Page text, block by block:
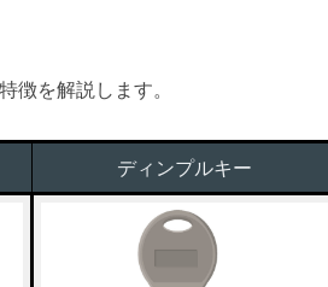
徴を解説します。
ディンプルキー